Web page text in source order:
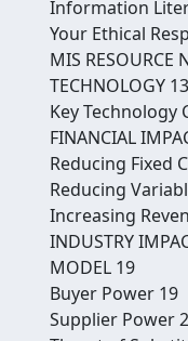
Information
Your Ethical
MIS RESOURCE
TECHNOLOGY 13
Key Technology
FINANCIAL
Reducing Fixed
Reducing
Increasing
INDUSTRY
MODEL 19
Buyer Power 19
Supplier Power